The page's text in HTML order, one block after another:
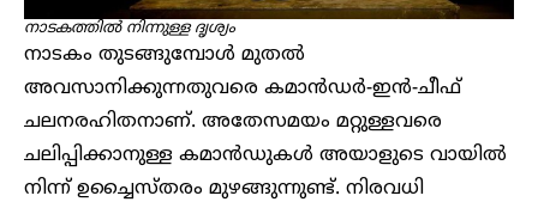
നാടകത്തിൽ നിന്നുള്ള ദൃശ്യം
നാടകം തുടങ്ങുമ്പോൾ മുതൽ
അവസാനിക്കുന്നതുവരെ കമാൻഡർ-ഇൻ-ചീഫ്
ചലനരഹിതനാണ്. അതേസമയം മറ്റുള്ളവരെ
ചലിപ്പിക്കാനുള്ള കമാൻഡുകൾ അയാളുടെ വായിൽ
നിന്ന് ഉച്ചൈസ്തരം മുഴങ്ങുന്നുണ്ട്. നിരവധി